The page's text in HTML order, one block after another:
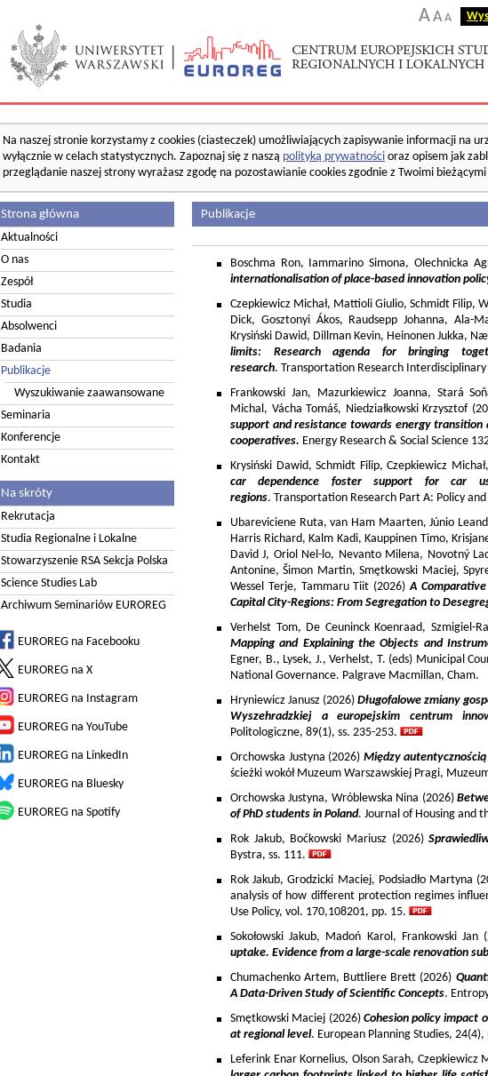
AA A
Na naszej stronie korzystamy z cookies (ciasteczek) umożliwiających zapisywanie informacji na
wyłącznie w celach statystycznych. Zapoznaj się z naszą polityką prywatności oraz opisem jak
przeglądanie naszej strony wyrażasz zgodę na pozostawianie cookies zgodnie z Twoimi
Strona główna
Aktualności
O nas
Zespół
Studia
Absolwenci
Badania
Publikacje
Wyszukiwanie zaawansowane
Seminaria
Konferencje
Kontakt
Na skróty
Rekrutacja
Studia Regionalne i Lokalne
Stowarzyszenie RSA Sekcja Polska
Science Studies Lab
Archiwum Seminariów EUROREG
EUROREG na Facebooku
EUROREG na X
EUROREG na Instagram
EUROREG na YouTube
EUROREG na LinkedIn
EUROREG na Bluesky
EUROREG na Spotify
Publikacje
Boschma Ron, Iammarino Simona, Olechnicka
internationalisation of place-based innovation
Czepkiewicz Michał, Mattioli Giulio, Schmidt Filip,
Dick, Gosztonyi Ákos, Raudsepp Johanna, Ala-
Krysiński Dawid, Dillman Kevin, Heinonen Jukka,
limits: Research agenda for bringing
research. Transportation Research
Frankowski Jan, Mazurkiewicz Joanna, Stará
Michal, Vácha Tomáš, Niedziałkowski Krzysztof
support and resistance towards energy transition
cooperatives. Energy Research & Social Science
Krysiński Dawid, Schmidt Filip, Czepkiewicz
car dependence foster support for car
regions. Transportation Research Part A: Policy
Ubareviciene Ruta, van Ham Maarten, Júnio
Harris Richard, Kalm Kadi, Kauppinen Timo,
David J, Oriol Nel-lo, Nevanto Milena, Novotný
Antonine, Šimon Martin, Smętkowski Maciej,
Wessel Terje, Tammaru Tiit (2026)A
Capital City-Regions: From Segregation to
Verhelst Tom, De Ceuninck Koenraad, Szmigiel-
Mapping and Explaining the Objects and
Egner, B., Lysek, J., Verhelst, T. (eds) Municipal
National Governance. Palgrave Macmillan, Cham.
Hryniewicz Janusz (2026) Długofalowe zmiany
Wyszehradzkiej a europejskim centrum
Politologiczne, 89(1), ss. 235-253.
Orchowska Justyna (2026) Między
ścieżki wokół Muzeum Warszawskiej Pragi,
Orchowska Justyna, Wróblewska Nina (2026)
of PhD students in Poland. Journal of Housing and
Rok Jakub, Boćkowski Mariusz (2026)
Bystra, ss. 111.
Rok Jakub, Grodzicki Maciej, Podsiadło Martyna
analysis of how different protection regimes
Use Policy, vol. 170,108201, pp. 15.
Sokołowski Jakub, Madoń Karol, Frankowski Jan
uptake. Evidence from a large-scale renovation
Chumachenko Artem, Buttliere Brett (2026)
A Data-Driven Study of Scientific Concepts.
Smętkowski Maciej (2026) Cohesion policy impact
at regional level. European Planning Studies,
Leferink Enar Kornelius, Olson Sarah,